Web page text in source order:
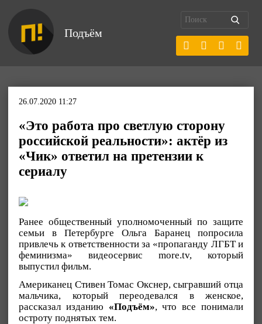
Подъём
26.07.2020 11:27
«Это работа про светлую сторону
российской реальности»: актёр из
«Чик» ответил на претензии к
сериалу
Ранее общественный уполномоченный по защите
семьи в Петербурге Ольга Баранец попросила
привлечь к ответственности за «пропаганду ЛГБТ и
феминизма» видеосервис more.tv, который
выпустил фильм.
Американец Стивен Томас Окснер, сыгравший отца
мальчика, который переодевался в женское,
рассказал изданию «Подъём», что все понимали
остроту поднятых тем.